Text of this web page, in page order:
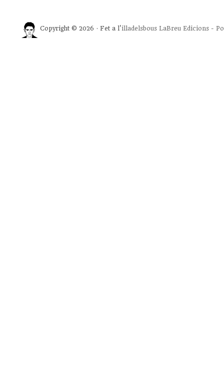
Copyright © 2026 · Fet a l'illadelsbous LaBreu Edicions -